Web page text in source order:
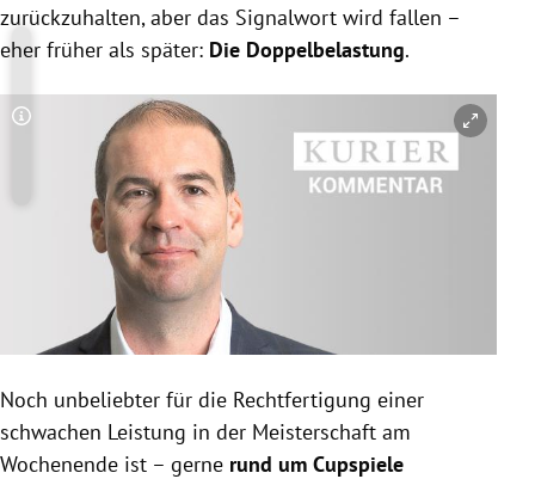
zurückzuhalten, aber das Signalwort wird fallen –
eher früher als später: Die Doppelbelastung.
Copyright-Hinweis öffnen/schließen
Noch unbeliebter für die Rechtfertigung einer
schwachen Leistung in der Meisterschaft am
Wochenende ist – gerne rund um Cupspiele